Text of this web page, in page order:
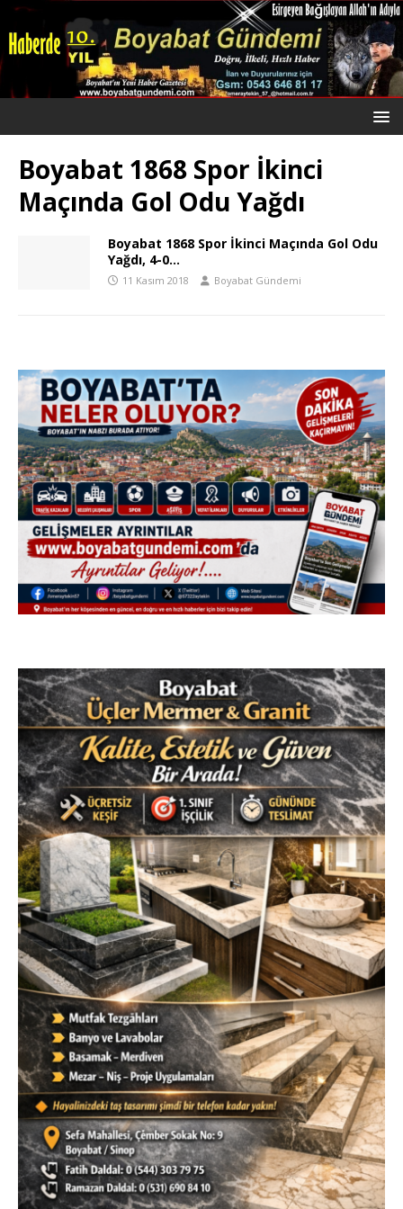
Boyabat 1868 Spor İkinci
Maçında Gol Odu Yağdı
Boyabat 1868 Spor İkinci Maçında Gol Odu
Yağdı, 4-0…
11 Kasım 2018 Boyabat Gündemi